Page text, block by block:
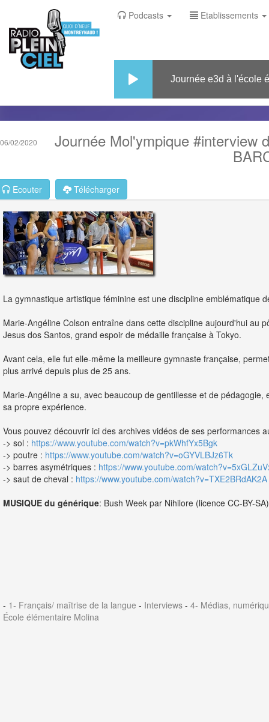
Podcasts Etablissements
Journée e3d à l'école
02/2020 Journée Mol'ympique #interview
Ecouter Télécharger
La gymnastique artistique féminine est une discipline emblématique
Marie-Angéline Colson entraîne dans cette discipline aujourd'hui au
Jesus dos Santos, grand espoir de médaille française à Tokyo.
Avant cela, elle fut elle-même la meilleure gymnaste française,
plus arrivé depuis plus de 25 ans.
Marie-Angéline a su, avec beaucoup de gentillesse et de
sa propre expérience.
Vous pouvez découvrir ici des archives vidéos de ses performances
-> sol : https://www.youtube.com/watch?v=pkWhfYx5Bgk
-> poutre : https://www.youtube.com/watch?v=oGYVLBJz6Tk
-> barres asymétriques : https://www.youtube.com/
-> saut de cheval : https://www.youtube.com/watch?v=TXE2BRdAK2A
MUSIQUE du générique: Bush Week par Nihilore (licence CC-BY-SA)
- 1- Français/ maîtrise de la langue - Interviews - 4- Médias,
École élémentaire Molina